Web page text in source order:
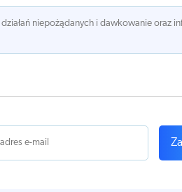
niepożądanych i dawkowanie oraz